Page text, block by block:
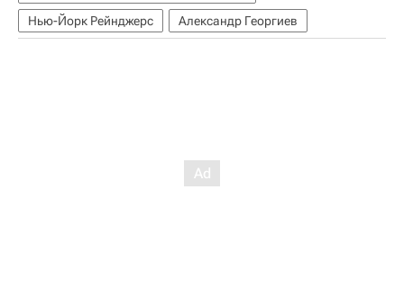
Нью-Йорк Рейнджерс
Александр Георгиев